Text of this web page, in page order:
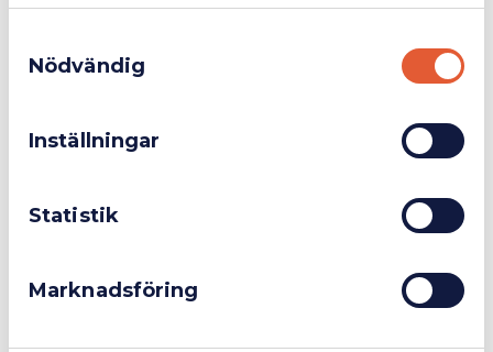
kombinera informationen med annan
information som du har tillhandahållit
eller som de har samlat in när du har
Nödvändig
Inställningar
Statistik
Marknadsföring
Exkl. moms
Privatperson Inkl. moms
Relaterade produkter
I lager